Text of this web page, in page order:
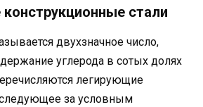
стали
двухзначное число,
углерода в сотых долях
легирующие
за условным